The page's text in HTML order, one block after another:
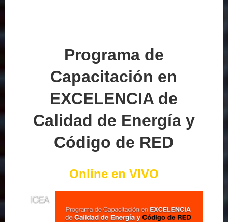
Programa de
Capacitación en
EXCELENCIA de
Calidad de Energía y
Código de RED
Online en VIVO